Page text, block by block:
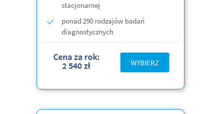
stacjonarnej
ponad 290 rodzajów badań
diagnostycznych
Cena za rok:
2 540 zł WYBIERZ